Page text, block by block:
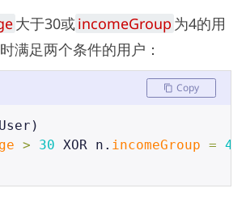
大于30或incomeGroup 为4的用
满足两个条件的用户：
Copy
User )
> 30 XOR n . incomeGroup = 4